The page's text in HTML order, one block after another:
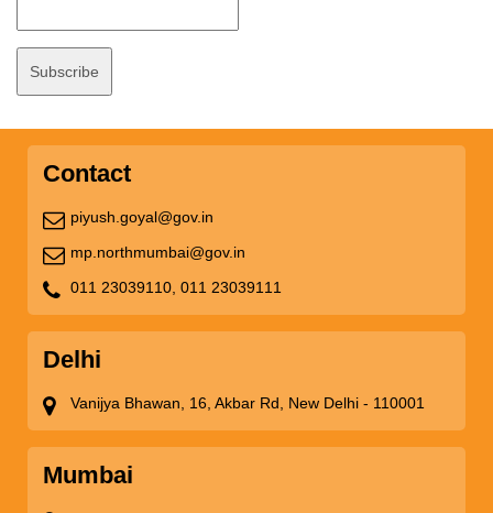
Contact
piyush.goyal@gov.in
mp.northmumbai@gov.in
011 23039110, 011 23039111
Delhi
Vanijya Bhawan, 16, Akbar Rd, New Delhi - 110001
Mumbai